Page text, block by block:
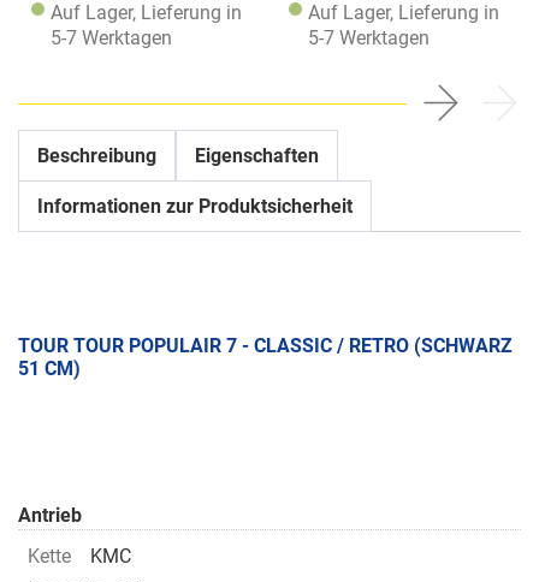
Auf Lager, Lieferung in
5-7 Werktagen
Auf Lager, Lieferung in
5-7 Werktagen
Beschreibung Eigenschaften
Informationen zur Produktsicherheit
TOUR TOUR POPULAIR 7 - CLASSIC / RETRO (SCHWARZ
51 CM)
Antrieb
Kette
KMC